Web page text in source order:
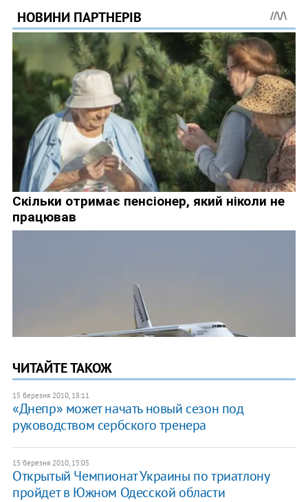
ЧИТАЙТЕ ТАКОЖ
15 березня 2010, 18:11
«Днепр» может начать новый сезон под
руководством сербского тренера
15 березня 2010, 15:05
Открытый Чемпионат Украины по триатлону
пройдет в Южном Одесской области